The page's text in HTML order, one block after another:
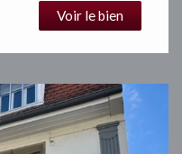
Voir le bien